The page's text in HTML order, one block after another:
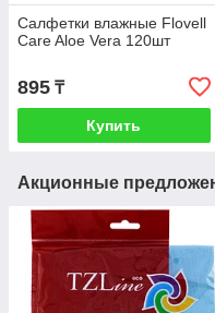
Салфетки влажные Flovell
Care Aloe Vera 120шт
895 ₸
Купить
Акционные